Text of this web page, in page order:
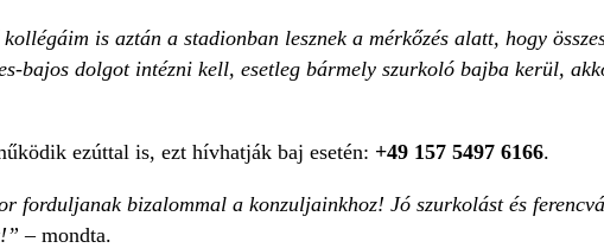
is aztán a stadionban lesznek a mérkőzés alatt, hogy
bajos dolgot intézni kell, esetleg bármely szurkoló bajba kerül,
ezúttal is, ezt hívhatják baj esetén: +49 157 5497 6166.
forduljanak bizalommal a konzuljainkhoz! Jó szurkolást és
– mondta.